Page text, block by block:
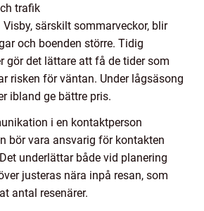
trafik
särskilt sommarveckor, blir
och boenden större. Tidig
gör det lättare att få de tider som
risken för väntan. Under lågsäsong
ibland ge bättre pris.
i en kontaktperson
bör vara ansvarig för kontakten
underlättar både vid planering
justeras nära inpå resan, som
antal resenärer.